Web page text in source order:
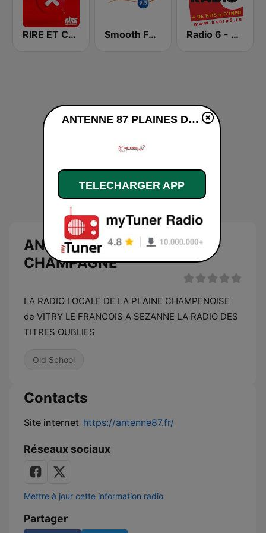
RIRE ET CHANSONS LES INTERDITS Smooth FM 91.5 Melbourne Radio 6 - Dunkerque
ANTENNE 87 PLAINES DE
CHAMPAGNE
LA RADIO LOCALE DE LA PLAINE CHAMPENOISE
de VITRY LE FRANCOIS A SEZANNE LA RADIO DES
TITRES OUBLIES
Old School
Contacts
Site internet https://antenne87.fr/
Réseaux sociaux
Mettre à jour cette information radio
Partager
ANTENNE 87 PLAINES DE CHAMPAGNE en ligne
TELECHARGER APP